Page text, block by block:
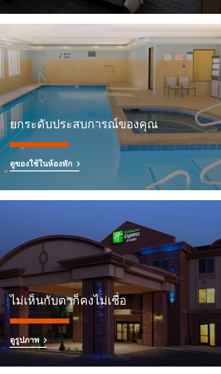
ยกระดับประสบการณ์ของคุณ
ดูของใช้ในห้องพัก
ไม่เห็นกับตาก็คงไม่เชื่อ
ดูรูปภาพ